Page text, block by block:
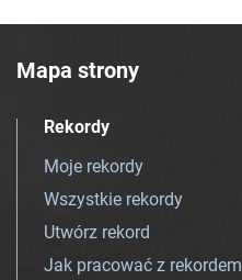
Mapa strony
Rekordy
Moje rekordy
Wszystkie rekordy
Utwórz rekord
Jak pracować z rekordem